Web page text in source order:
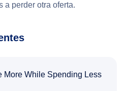
a perder otra oferta.
More While Spending Less